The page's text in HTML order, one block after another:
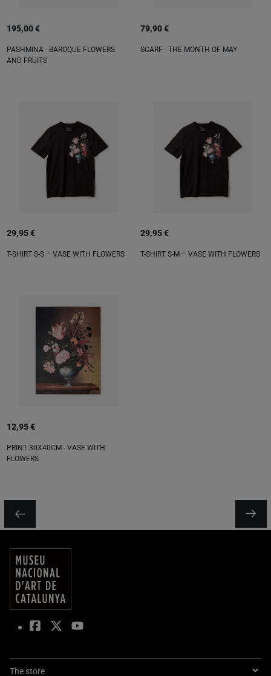
195,00 €
PASHMINA - BAROQUE FLOWERS
AND FRUITS
79,90 €
SCARF - THE MONTH OF MAY
29,95 €
T-SHIRT S-S – VASE WITH FLOWERS
29,95 €
T-SHIRT S-M – VASE WITH FLOWERS
12,95 €
PRINT 30X40CM - VASE WITH
FLOWERS
The store